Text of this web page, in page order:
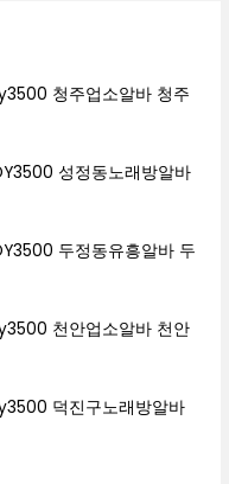
청주업소알바 청주
성정동노래방알바
두정동유흥알바 두
천안업소알바 천안
덕진구노래방알바